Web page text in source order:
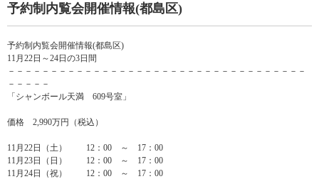
予約制内覧会開催情報(都島区)
予約制内覧会開催情報(都島区)
11月22日～24日の3日間
－－－－－－－－－－－－－－－－－－－－－－－－－－－－－－－－－－－
－－－－－
「シャンボール天満 609号室」
価格 2,990万円（税込）
11月22日（土） 12：00 ～ 17：00
11月23日（日） 12：00 ～ 17：00
11月24日（祝） 12：00 ～ 17：00